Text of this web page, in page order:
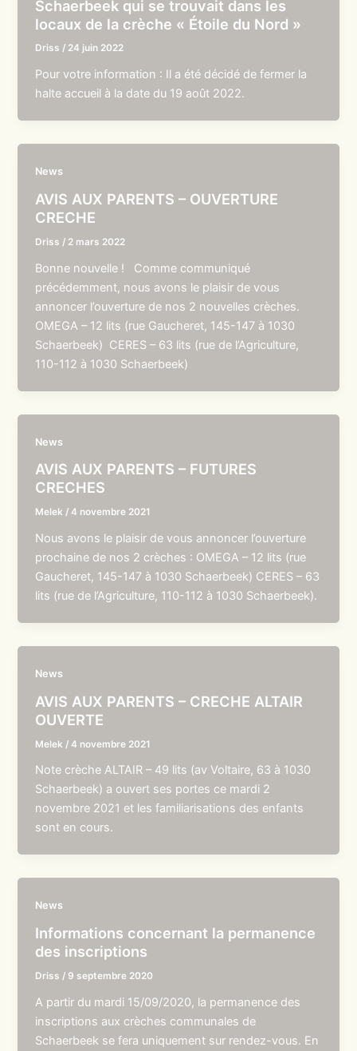
Schaerbeek qui se trouvait dans les
locaux de la crèche « Étoile du Nord »
Driss / 24 juin 2022
Pour votre information : Il a été décidé de fermer la
halte accueil à la date du 19 août 2022.
News
AVIS AUX PARENTS – OUVERTURE
CRECHE
Driss / 2 mars 2022
Bonne nouvelle ! Comme communiqué
précédemment, nous avons le plaisir de vous
annoncer l’ouverture de nos 2 nouvelles crèches.
OMEGA – 12 lits (rue Gaucheret, 145-147 à 1030
Schaerbeek) CERES – 63 lits (rue de l’Agriculture,
110-112 à 1030 Schaerbeek)
News
AVIS AUX PARENTS – FUTURES
CRECHES
Melek /4 novembre 2021
Nous avons le plaisir de vous annoncer l’ouverture
prochaine de nos 2 crèches : OMEGA – 12 lits (rue
Gaucheret, 145-147 à 1030 Schaerbeek) CERES – 63
lits (rue de l’Agriculture, 110-112 à 1030 Schaerbeek).
News
AVIS AUX PARENTS – CRECHE ALTAIR
OUVERTE
Melek /4 novembre 2021
Note crèche ALTAIR – 49 lits (av Voltaire, 63 à 1030
Schaerbeek) a ouvert ses portes ce mardi 2
novembre 2021 et les familiarisations des enfants
sont en cours.
News
Informations concernant la permanence
des inscriptions
Driss / 9 septembre 2020
A partir du mardi 15/09/2020, la permanence des
inscriptions aux crèches communales de
Schaerbeek se fera uniquement sur rendez-vous. En